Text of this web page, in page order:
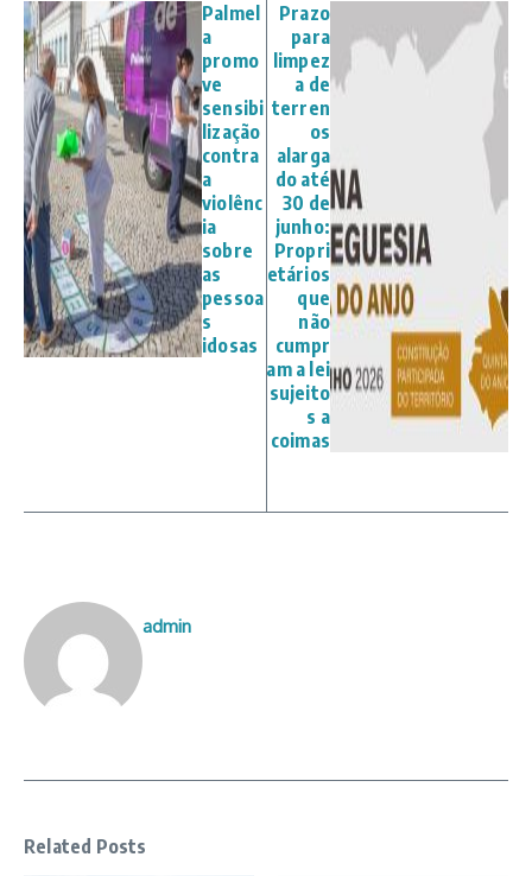
Palmel
a
promo
ve
sensibi
lização
contra
a
violênc
ia
sobre
as
pessoa
s
idosas
Prazo
para
limpez
a de
terren
os
alarga
do até
30 de
junho:
Propri
etários
que
não
cumpr
am a lei
sujeito
s a
coimas
admin
Related Posts